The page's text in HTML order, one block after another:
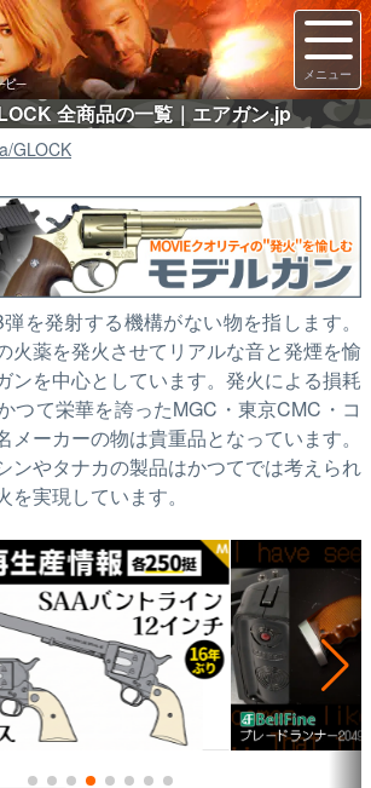
全商品の一覧｜エアガン.jp
GLOCK
を発射する機構がない物を指します。
火薬を発火させてリアルな音と発煙を愉
ンを中心としています。発火による損耗
つて栄華を誇ったMGC・東京CMC・コ
メーカーの物は貴重品となっています。
ンやタナカの製品はかつてでは考えられ
実現しています。